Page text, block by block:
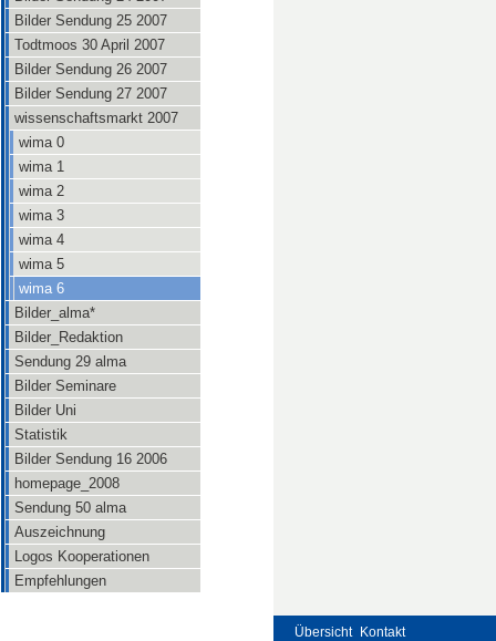
Bilder Sendung 25 2007
Todtmoos 30 April 2007
Bilder Sendung 26 2007
Bilder Sendung 27 2007
wissenschaftsmarkt 2007
wima 0
wima 1
wima 2
wima 3
wima 4
wima 5
wima 6
Bilder_alma*
Bilder_Redaktion
Sendung 29 alma
Bilder Seminare
Bilder Uni
Statistik
Bilder Sendung 16 2006
homepage_2008
Sendung 50 alma
Auszeichnung
Logos Kooperationen
Empfehlungen
Übersicht Kontakt